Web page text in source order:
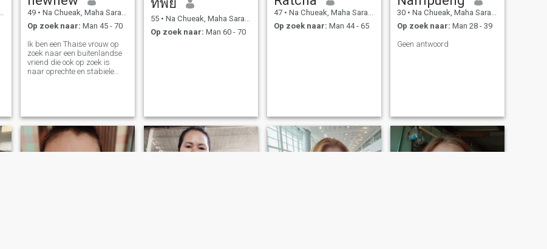
49 • Na Chueak, Maha Sarakham, Thailand
Op zoek naar: Man 45 - 70
Ik ben een Thaise vrouw op
zoek naar een buitenlandse
vriend die ook op zoek is
naar oprechte en stabiele
ben op zoek naar een man
die op zoek is naar dezelfde
dingen... iemand die me
respecteert en alles voor me
kan zijn. Als je die persoon
55 • Na Chueak, Maha Sarakham, Thailand
Op zoek naar: Man 60 - 70
47 • Na Chueak, Maha Sarakham, Thailand
Op zoek naar: Man 44 - 65
30 • Na Chueak, Maha Sarakham, Thailand
Op zoek naar: Man 28 - 39
Geen antwoord